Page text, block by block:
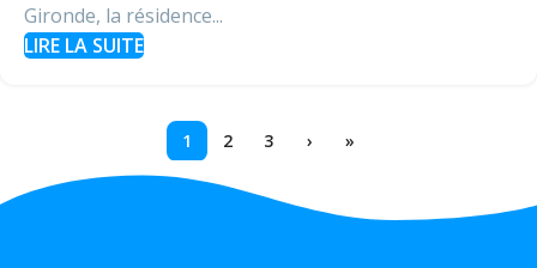
Gironde, la résidence...
LIRE LA SUITE
1 2 3 › »